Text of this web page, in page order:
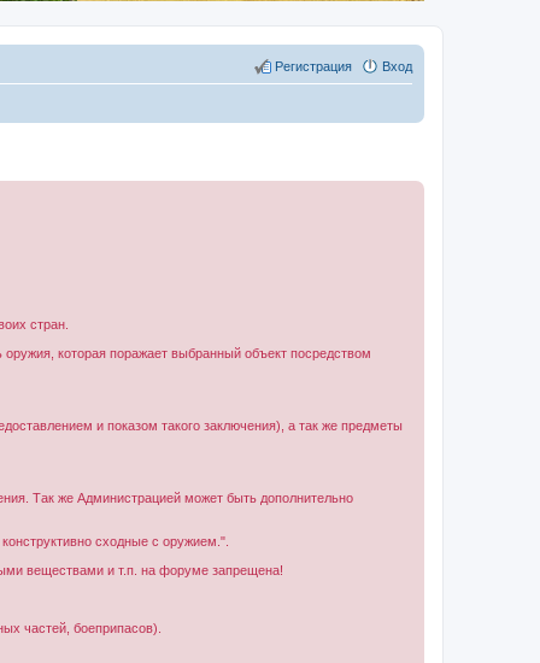
Вход
Регистрация
стран.
которая поражает выбранный объект посредством
и показом такого заключения), а так же предметы
Так же Администрацией может быть дополнительно
сходные с оружием.".
веществами и т.п. на форуме запрещена!
частей, боеприпасов).